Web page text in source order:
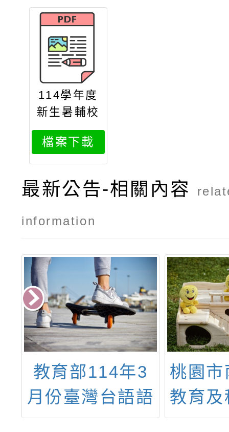
114學年度
新生暑輔校
園進出及上
課教室位置
圖
檔案下載
最新公告-相關內容
information
教育部114年3
月份臺灣台語語
言能力認證考試
桃園
教育
114